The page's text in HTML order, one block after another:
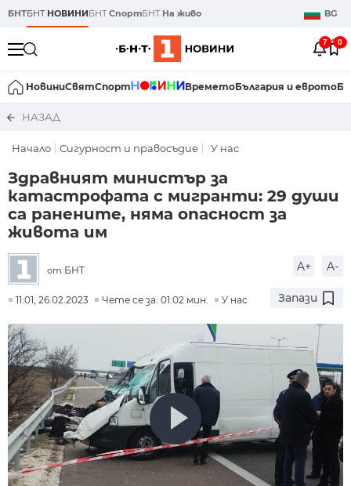
БНТБНТ НОВИНИБНТСпортБНТ На живо BG
7 0
НовиниСвятСпорт ВреметоБългария и еврото
НАЗАД
Начало Сигурност и правосъдие У нас
Здравният министър за
катастрофата с мигранти: 29 души
са ранените, няма опасност за
живота им
от БНТ A+ A-
11:01, 26.02.2023 Чете се за: 01:02 мин. У нас Запази